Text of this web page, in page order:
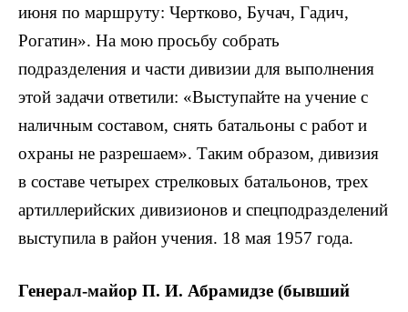
июня по маршруту: Чертково, Бучач, Гадич,
Рогатин». На мою просьбу собрать
подразделения и части дивизии для выполнения
этой задачи ответили: «Выступайте на учение с
наличным составом, снять батальоны с работ и
охраны не разрешаем». Таким образом, дивизия
в составе четырех стрелковых батальонов, трех
артиллерийских дивизионов и спецподразделений
выступила в район учения. 18 мая 1957 года.
Генерал-майор П. И. Абрамидзе (бывший